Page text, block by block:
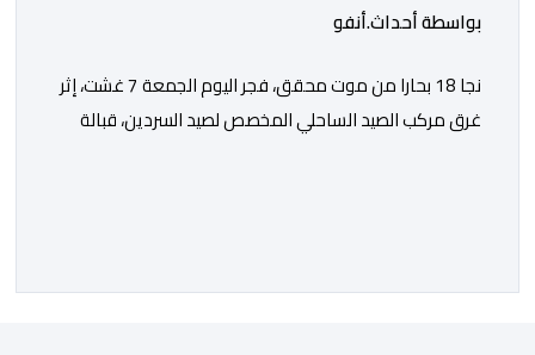
بواسطة أحداث.أنفو
نجا 18 بحارا من موت محقق، فجر اليوم الجمعة 7 غشت، إثر
غرق مركب الصيد الساحلي المخصص لصيد السردين، قبالة